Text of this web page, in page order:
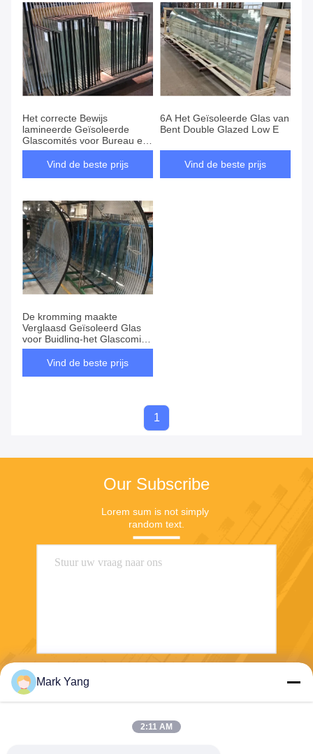
Het correcte Bewijs
lamineerde Geïsoleerde
Glascomités voor Bureau en
Huis
Vind de beste prijs
6A Het Geïsoleerde Glas van
Bent Double Glazed Low E
Vind de beste prijs
De kromming maakte
Verglaasd Geïsoleerd Glas
voor Buidling-het Glascomité
van de Koepeldouane aan
Vind de beste prijs
1
Our Subscribe
Lorem sum is not simply
random text.
Mark Yang
2:11 AM